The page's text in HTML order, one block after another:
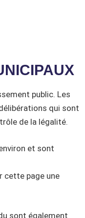
public. Les
qui sont
de la légalité.
et sont
cette page une
sont également